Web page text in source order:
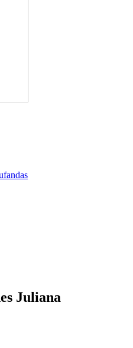
Juliana